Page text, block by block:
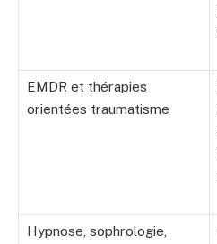
EMDR et thérapies
orientées traumatisme
Hypnose, sophrologie,